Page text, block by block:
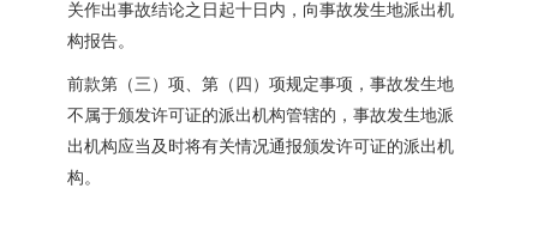
关作出事故结论之日起十日内，向事故发生地派出机
构报告。
前款第（三）项、第（四）项规定事项，事故发生地
不属于颁发许可证的派出机构管辖的，事故发生地派
出机构应当及时将有关情况通报颁发许可证的派出机
构。